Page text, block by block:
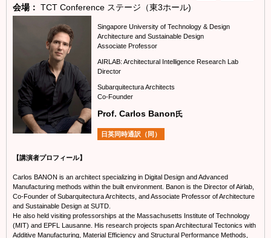
会場： TCT Conference ステージ（東3ホール)
Singapore University of Technology & Design
Architecture and Sustainable Design
Associate Professor
AIRLAB: Architectural Intelligence Research Lab
Director
Subarquitectura Architects
Co-Founder
Prof. Carlos Banon 氏
日英同時通訳（同）
【講演者プロフィール】
Carlos BANON is an architect specializing in Digital Design and Advanced
Manufacturing methods within the built environment. Banon is the Director of Airlab,
Co-Founder of Subarquitectura Architects, and Associate Professor of Architecture
and Sustainable Design at SUTD.
He also held visiting professorships at the Massachusetts Institute of Technology
(MIT) and EPFL Lausanne. His research projects span Architectural Tectonics with
Additive Manufacturing, Material Efficiency and Structural Performance Methods,